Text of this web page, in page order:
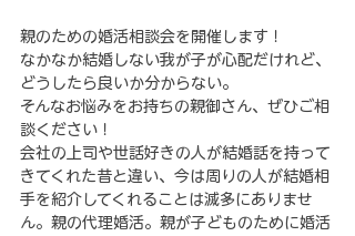
親のための婚活相談会を開催します！
なかなか結婚しない我が子が心配だけれど、
どうしたら良いか分からない。
そんなお悩みをお持ちの親御さん、ぜひご相
談ください！
会社の上司や世話好きの人が結婚話を持って
きてくれた昔と違い、今は周りの人が結婚相
手を紹介してくれることは滅多にありませ
ん。親の代理婚活。親が子どものために婚活